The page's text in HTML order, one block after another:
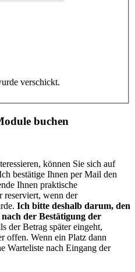
verschickt.
buchen
können Sie sich auf
bestätige Ihnen per Mail den
Ihnen praktische
reserviert, wenn der
Ich bitte deshalb darum, den
der Bestätigung der
der Betrag später eingeht,
offen. Wenn ein Platz dann
Warteliste nach Eingang der